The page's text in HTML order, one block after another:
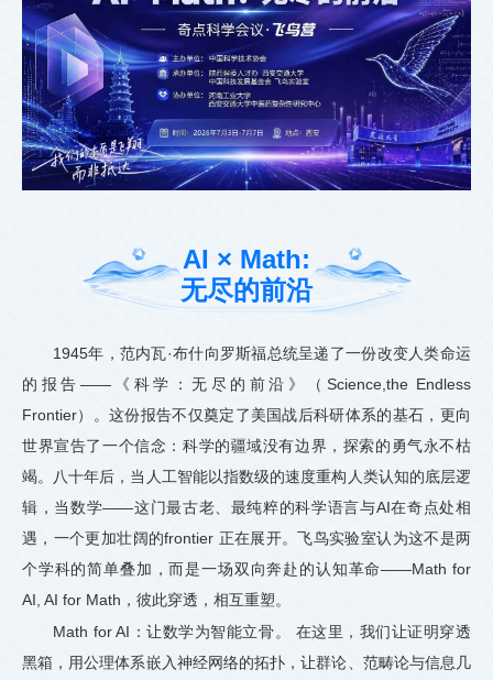
AI × Math:
无尽的前沿
1945年，范内瓦·布什向罗斯福总统呈递了一份改变人类命运
的报告——《科学：无尽的前沿》（Science,the Endless
Frontier）。这份报告不仅奠定了美国战后科研体系的基石，更向
世界宣告了一个信念：科学的疆域没有边界，探索的勇气永不枯
竭。八十年后，当人工智能以指数级的速度重构人类认知的底层逻
辑，当数学——这门最古老、最纯粹的科学语言与AI在奇点处相
遇，一个更加壮阔的frontier 正在展开。飞鸟实验室认为这不是两
个学科的简单叠加，而是一场双向奔赴的认知革命——Math for
AI, AI for Math，彼此穿透，相互重塑。
Math for AI：让数学为智能立骨。 在这里，我们让证明穿透
黑箱，用公理体系嵌入神经网络的拓扑，让群论、范畴论与信息几